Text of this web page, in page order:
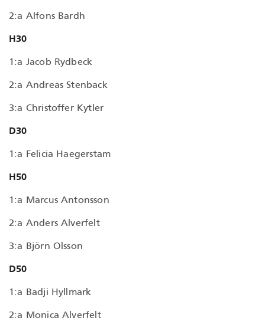
2:a Alfons Bardh
H30
1:a Jacob Rydbeck
2:a Andreas Stenback
3:a Christoffer Kytler
D30
1:a Felicia Haegerstam
H50
1:a Marcus Antonsson
2:a Anders Alverfelt
3:a Björn Olsson
D50
1:a Badji Hyllmark
2:a Monica Alverfelt